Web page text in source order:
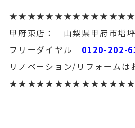
甲府東店： 山梨県甲府市増
フリーダイヤル 0120-202-
リノベーション/リフォームは